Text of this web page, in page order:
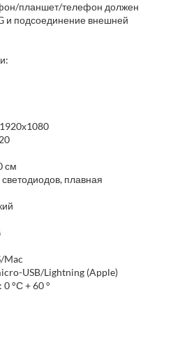
планшет/телефон должен
и подсоединение внешней
см
плавная
Mac
USB/Lightning (Apple)
°С + 60 °